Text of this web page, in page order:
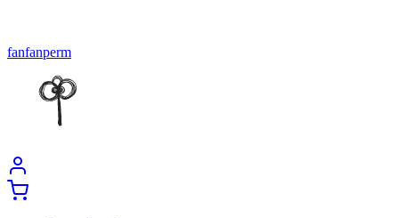
fanfanperm